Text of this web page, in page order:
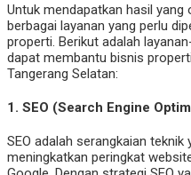
Untuk mendapatkan hasil
berbagai layanan yang perlu
properti. Berikut adalah
dapat membantu bisnis
Tangerang Selatan:
1. SEO (Search Engine
SEO adalah serangkaian teknik
meningkatkan peringkat